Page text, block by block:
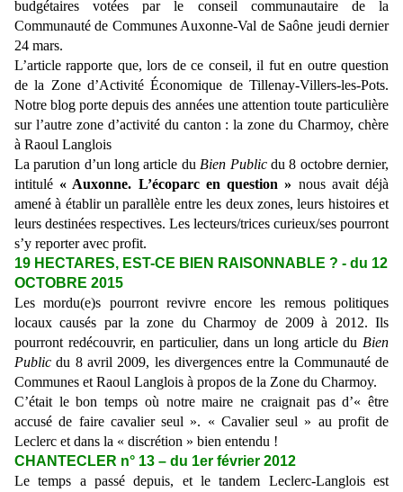
budgétaires votées par le conseil communautaire de la
Communauté de Communes Auxonne-Val de Saône jeudi dernier
24 mars.
L’article rapporte que, lors de ce conseil, il fut en outre question
de la Zone d’Activité Économique de Tillenay-Villers-les-Pots.
Notre blog porte depuis des années une attention toute particulière
sur l’autre zone d’activité du canton : la zone du Charmoy, chère
à Raoul Langlois
La parution d’un long article du Bien Public du 8 octobre dernier,
intitulé « Auxonne. L’écoparc en question » nous avait déjà
amené à établir un parallèle entre les deux zones, leurs histoires et
leurs destinées respectives. Les lecteurs/trices curieux/ses pourront
s’y reporter avec profit.
19 HECTARES, EST-CE BIEN RAISONNABLE ? - du 12
OCTOBRE 2015
Les mordu(e)s pourront revivre encore les remous politiques
locaux causés par la zone du Charmoy de 2009 à 2012. Ils
pourront redécouvrir, en particulier, dans un long article du Bien
Publicdu 8 avril 2009, les divergences entre la Communauté de
Communes et Raoul Langlois à propos de la Zone du Charmoy.
C’était le bon temps où notre maire ne craignait pas d’« être
accusé de faire cavalier seul ». « Cavalier seul » au profit de
Leclerc et dans la « discrétion » bien entendu !
CHANTECLER n° 13 – du 1er février 2012
Le temps a passé depuis, et le tandem Leclerc-Langlois est